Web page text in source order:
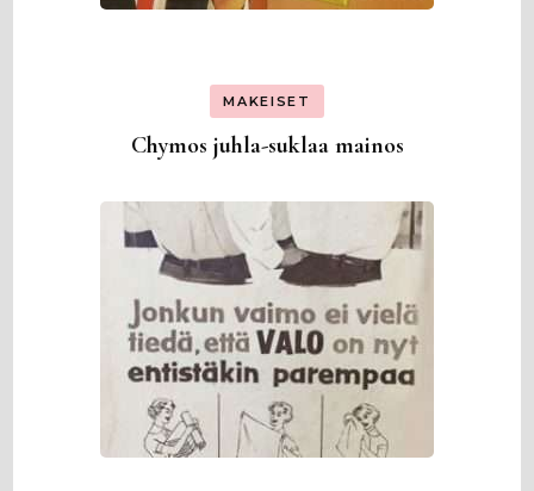
MAKEISET
Chymos juhla-suklaa mainos